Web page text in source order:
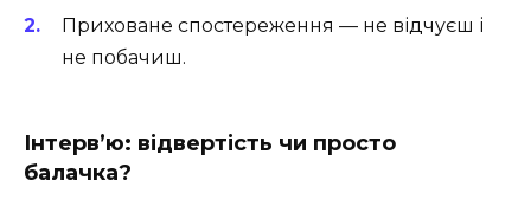
Приховане спостереження — не відчуєш і
не побачиш.
Інтерв’ю: відвертість чи просто
балачка?